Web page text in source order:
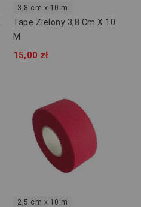
3,8 cm x 10 m
Tape Zielony 3,8 Cm X 10
M
15,00 zł
2,5 cm x 10 m